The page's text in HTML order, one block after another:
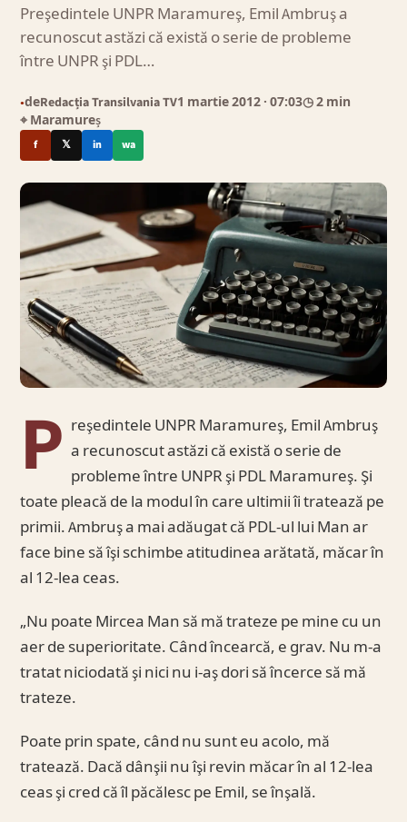
Preşedintele UNPR Maramureş, Emil Ambruş a
recunoscut astăzi că există o serie de probleme
între UNPR şi PDL…
●deRedacția Transilvania TV1 martie 2012 · 07:03◷ 2 min
⌖ Maramureș
f 𝕏 in wa
P reşedintele UNPR Maramureş, Emil Ambruş
a recunoscut astăzi că există o serie de
probleme între UNPR şi PDL Maramureş. Şi
toate pleacă de la modul în care ultimii îi tratează pe
primii. Ambruş a mai adăugat că PDL-ul lui Man ar
face bine să îşi schimbe atitudinea arătată, măcar în
al 12-lea ceas.
„Nu poate Mircea Man să mă trateze pe mine cu un
aer de superioritate. Când încearcă, e grav. Nu m-a
tratat niciodată şi nici nu i-aş dori să încerce să mă
trateze.
Poate prin spate, când nu sunt eu acolo, mă
tratează. Dacă dânşii nu îşi revin măcar în al 12-lea
ceas şi cred că îl păcălesc pe Emil, se înşală.